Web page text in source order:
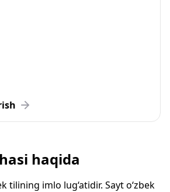
haqida
tilining imlo lug‘atidir. Sayt o‘zbek